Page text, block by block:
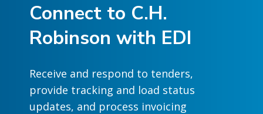
Connect to C.H.
Robinson with EDI
Receive and respond to tenders,
provide tracking and load status
updates, and process invoicing